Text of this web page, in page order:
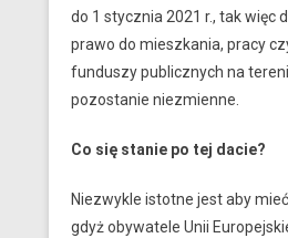
do 1 stycznia 2021 r., tak więc
prawo do mieszkania, pracy
funduszy publicznych na
pozostanie niezmienne.
Co się stanie po tej dacie?
Niezwykle istotne jest aby
gdyż obywatele Unii